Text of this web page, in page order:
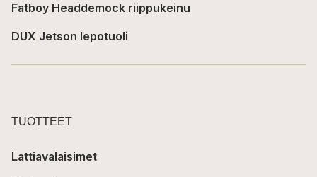
Fatboy Headdemock riippukeinu
DUX Jetson lepotuoli
TUOTTEET
Lattiavalaisimet